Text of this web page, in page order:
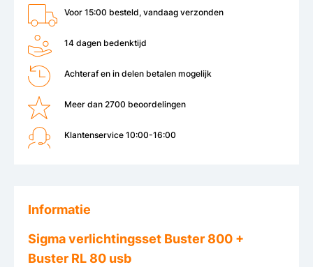
Voor 15:00 besteld, vandaag verzonden
14 dagen bedenktijd
Achteraf en in delen betalen mogelijk
Meer dan 2700 beoordelingen
Klantenservice 10:00-16:00
Informatie
Sigma verlichtingsset Buster 800 +
Buster RL 80 usb